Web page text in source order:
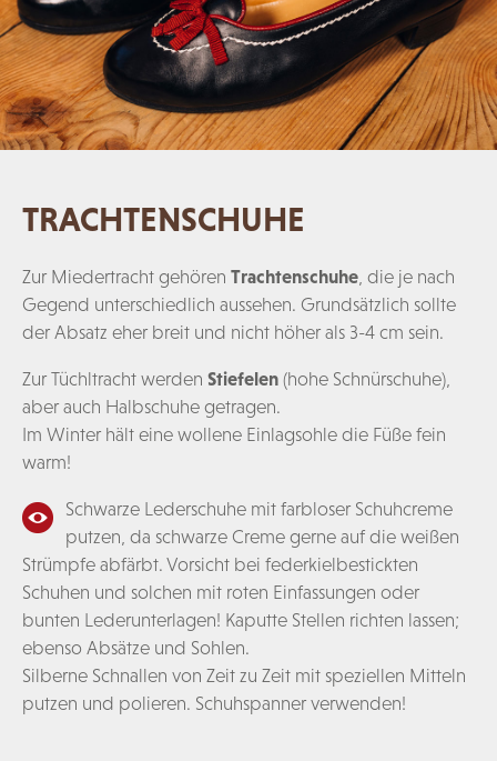
TRACHTENSCHUHE
Zur Miedertracht gehören Trachtenschuhe, die je nach
Gegend unterschiedlich aussehen. Grundsätzlich sollte
der Absatz eher breit und nicht höher als 3-4 cm sein.
Zur Tüchltracht werden Stiefelen (hohe Schnürschuhe),
aber auch Halbschuhe getragen.
Im Winter hält eine wollene Einlagsohle die Füße fein
warm!
Schwarze Lederschuhe mit farbloser Schuhcreme
putzen, da schwarze Creme gerne auf die weißen
Strümpfe abfärbt. Vorsicht bei federkielbestickten
Schuhen und solchen mit roten Einfassungen oder
bunten Lederunterlagen! Kaputte Stellen richten lassen;
ebenso Absätze und Sohlen.
Silberne Schnallen von Zeit zu Zeit mit speziellen Mitteln
putzen und polieren. Schuhspanner verwenden!